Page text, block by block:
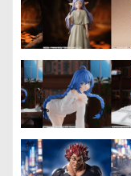
ョ
ン